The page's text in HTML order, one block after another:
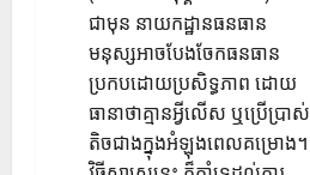
ជាមុន នាយកដ្ឋានធនធាន
មនុស្សអាចបែងចែកធនធាន
ប្រកបដោយប្រសិទ្ធភាព ដោយ
ធានាថាគ្មានអ្វីលើស ឬប្រើប្រាស់
តិចជាងក្នុងអំឡុងពេលគម្រោង។